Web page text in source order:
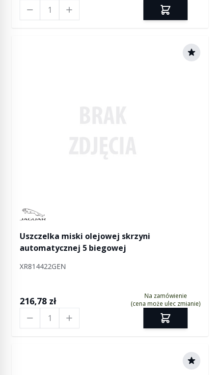
Manufactured by Jaguar
Uszczelka miski olejowej skrzyni
automatycznej 5 biegowej
XR814422GEN
216,78 zł
Na zamówienie
(cena może ulec zmianie)